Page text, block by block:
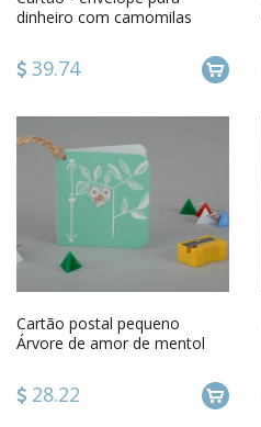
dinheiro com camomilas
39.74
Cartão postal pequeno
Árvore de amor de mentol
28.22